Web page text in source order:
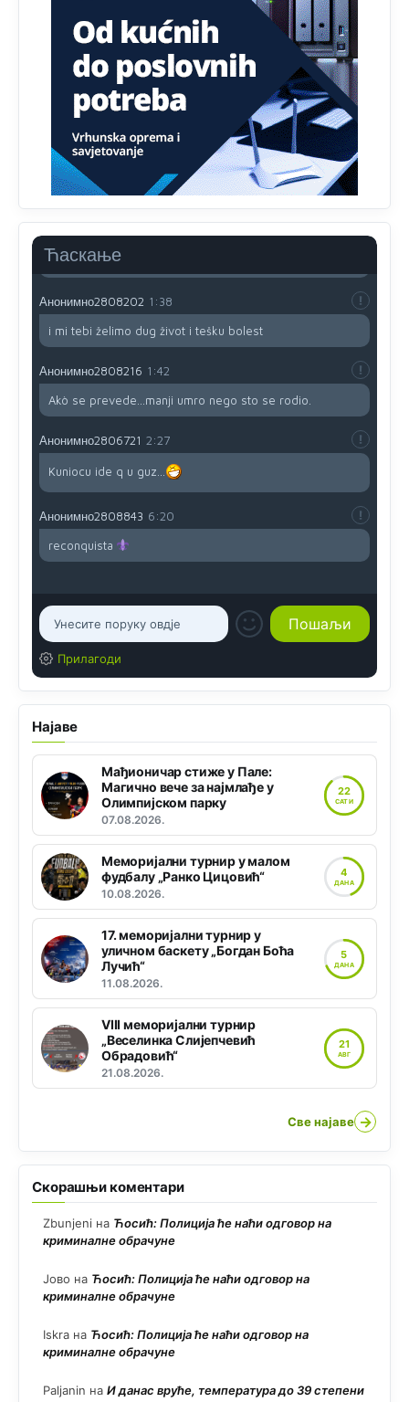
Ћаскање
dok si ziv gaji tri stvari dobrotu,pamet i
prijateljstvo!!
Анонимно2806721 12:39
791 BiH nije priznala Kosovo kao nezavisnu državu jer
genocidna tvorevina pravi smetnju a recimo Srbija je
davnopriznala.Nasvakom proizvodu iz Srbije stoji -
uvoznik za Kosovo
Анонимно2806721
12:45
da brani? A imamo vojsku Kosova kojoj želimo svako
dobro i da se što bolje opreme
Анонимно2808202 1:38
i mi tebi želimo dug život i tešku bolest
Анонимно2808216 1:42
Akò se prevede...manji umro nego sto se rodio.
Анонимно2806721 2:27
Kuniocu ide q u guz...
Анонимно2808843 6:20
reconquista
Прилагоди
Најаве
Мађионичар стиже у Пале:
Магично вече за најмлађе у
Олимпијском парку
07.08.2026.
22
САТИ
Меморијални турнир у малом
фудбалу „Ранко Цицовић“
10.08.2026.
4
ДАНА
17. меморијални турнир у
уличном баскету „Богдан Боћа
Лучић“
11.08.2026.
5
ДАНА
VIII меморијални турнир
„Веселинка Слијепчевић
Обрадовић“
21.08.2026.
21
АВГ
Све најаве →
Скорашњи коментари
Zbunjeni на Ћосић: Полиција ће наћи одговор на
криминалне обрачуне
Јово на Ћосић: Полиција ће наћи одговор на
криминалне обрачуне
Iskra на Ћосић: Полиција ће наћи одговор на
криминалне обрачуне
Paljanin на И данас вруће, температура до 39 степени